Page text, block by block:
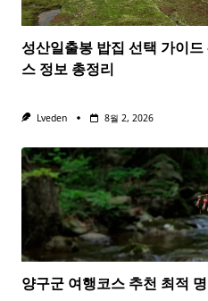
성산일출봉 밥집 선택 가이
스 정보 총정리
Lveden 8월 2, 2026
양구군 여행코스 추천 최적